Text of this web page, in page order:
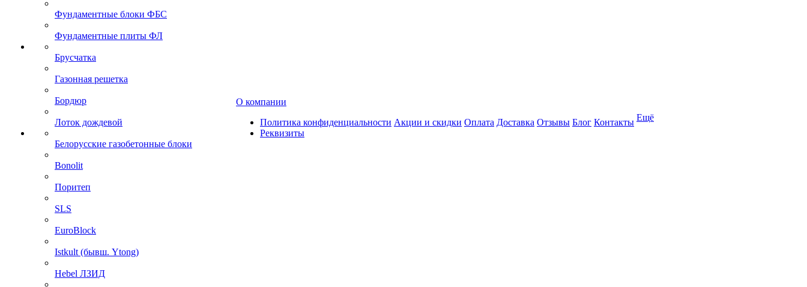
Фундаментные блоки ФБС
Фундаментные плиты ФЛ
Брусчатка
Газонная решетка
Бордюр
Лоток дождевой
Белорусские газобетонные блоки
Bonolit
Поритеп
SLS
EuroBlock
Istkult (бывш. Ytong)
Hebel ЛЗИД
О компании
Политика конфиденциальности
Реквизиты
Акции и скидки Оплата Доставка Отзывы Блог Контакты Ещё